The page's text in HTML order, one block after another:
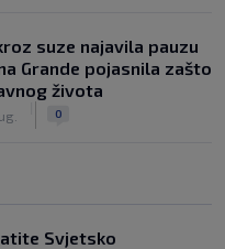
suze najavila pauzu
Grande pojasnila zašto
života
0
Svjetsko